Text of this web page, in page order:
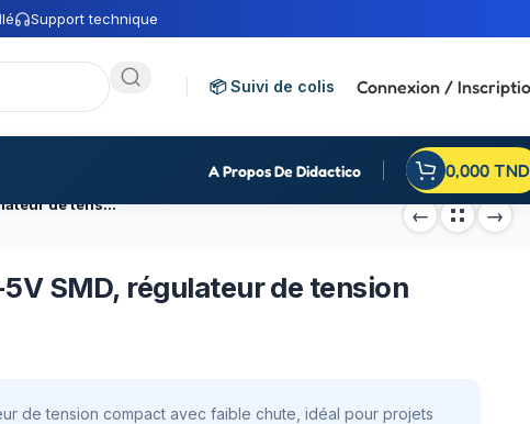
Support technique
📦 Suivi de colis Connexion /
A Propos De Didactico 0,000 TND
Circuit intégré AMS1117-5V SMD, régulateur de tension
SMD, régulateur de tension
de tension compact avec faible chute, idéal pour projets